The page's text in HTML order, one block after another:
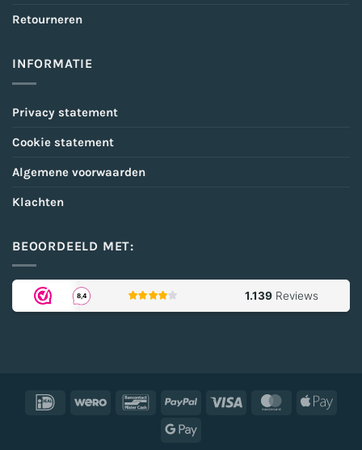
Retourneren
INFORMATIE
Privacy statement
Cookie statement
Algemene voorwaarden
Klachten
BEOORDEELD MET:
IDeal Wero BancontactPayPal Visa MasterCard
Google